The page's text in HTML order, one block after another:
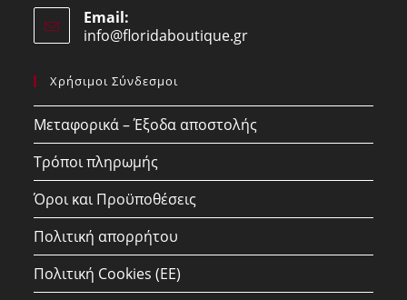
application
in
your
Email:
info@floridaboutique.grOpens
Χρήσιμοι Σύνδεσμοι
Μεταφορικά – Έξοδα αποστολής
Τρόποι πληρωμής
Όροι και Προϋποθέσεις
Πολιτική απορρήτου
Πολιτική Cookies (ΕΕ)